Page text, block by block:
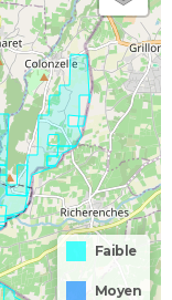
Faible
Moyen